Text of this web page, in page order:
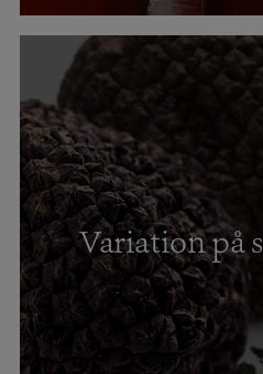
Variation på